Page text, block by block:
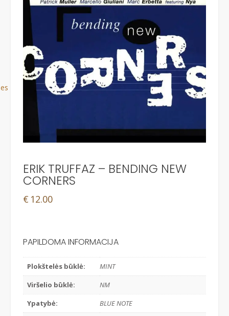
ERIK TRUFFAZ – BENDING NEW
CORNERS
€ 12.00
PAPILDOMA INFORMACIJA
Plokštelės būklė:
MINT
Viršelio būklė:
NM
Ypatybė:
BLUE NOTE